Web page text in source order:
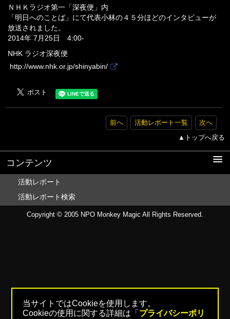
当サイトではCookieを使用します。
Cookieの使用に関する詳細は「 プライバシーポリ
ＮＨＫラジオ第一「深夜便」内
「明日へのことば」にて代表小林の４５分ほどのインタビューが
放送されました。
2014年 7月25日 4:00-
NHK ラジオ深夜便
http://www.nhk.or.jp/shinyabin/
前へ 活動レポート一覧
次へ
▲トップへ戻る
コンテンツ
活動レポート
活動レポート検索
Copyright © 2005 NPO Monkey Magic All Rights Reserved.